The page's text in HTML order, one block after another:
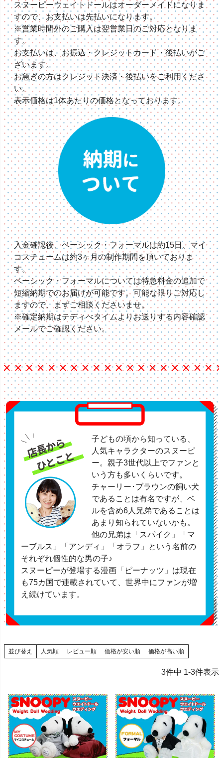
スヌーピーウェイトドールはオーダーメイドになりま
すので、お支払いは先払いになります。
※営業時間外のご購入は翌営業日のご対応となりま
す。
お支払いは、お振込・クレジットカード・後払いがご
ざいます。
お急ぎの方はクレジット決済・後払いをご利用くださ
い。
表示価格は1体あたりの価格となっております。
入金確認後、ベーシック・フォーマルは約15日、マイ
コスチュームは約3ヶ月の制作期間を頂いておりま
す。
ベーシック・フォーマルについては特急料金の追加で
短縮納期でのお届けが可能です。可能な限りご対応し
ますので、まずご相談くださいませ。
※確定納期はテディべタイムよりお送りする内容確認
メールでご確認ください。
子どもの頃から知っている、
人気キャラクターのスヌーピ
ー。親子3世代以上でファンと
いう方も多いくらいです。
チャーリー･ブラウンの飼い犬
であることは有名ですが、ベ
ルを含め6人兄弟であることは
あまり知られていないかも。
他の兄弟は「スパイク」「マ
ーブルス」「アンディ」「オラフ」という名前の
それぞれ個性的な男の子♪
スヌーピーが登場する漫画「ピーナッツ」は現在
も75カ国で連載されていて、世界中にファンが増
え続けています。
並び替え 人気順 レビュー順 価格が安い順 価格が高い順
3件中 1-3件表示